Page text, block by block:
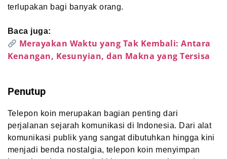
terlupakan bagi banyak orang.
Baca juga:
Merayakan Waktu yang Tak Kembali: Antara
Kenangan, Kesunyian, dan Makna yang Tersisa
Penutup
Telepon koin merupakan bagian penting dari
perjalanan sejarah komunikasi di Indonesia. Dari alat
komunikasi publik yang sangat dibutuhkan hingga kini
menjadi benda nostalgia, telepon koin menyimpan